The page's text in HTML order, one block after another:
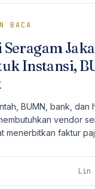
BACA
Instansi,
BUMN, bank, dan
vendor
menerbitkan faktur
Lin